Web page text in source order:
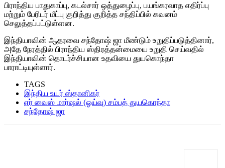
பிராந்திய பாதுகாப்பு, கடல்சார் ஒத்துழைப்பு, பயங்கரவாத எதிர்ப்பு
மற்றும் பேரிடர் மீட்பு குறித்து குறித்த சந்திப்பில் கவனம்
செலுத்தப்பட்டுள்ளன.
இந்தியாவின் ஆதரவை சந்தோஷ் ஜா மீண்டும் உறுதிப்படுத்தினார்,
அதே நேரத்தில் பிராந்திய ஸ்திரத்தன்மையை உறுதி செய்வதில்
இந்தியாவின் தொடர்ச்சியான உதவியை துயகொந்தா
பாராட்டியுள்ளார்.
TAGS
இந்திய உயர் ஸ்தானிகர்
ஏர் வைஸ் மார்ஷல் (ஓய்வு) சம்பத் துயகொந்தா
சந்தோஷ் ஜா